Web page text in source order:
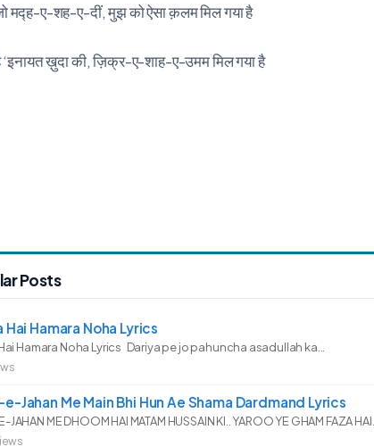
मद्ह-ए-शह-ए-दीं, मुझ को ऐसा क़लम मिल गया है
‘इनायत ख़ुदा की, ज़िक्र-ए-शाह-ए-उमम मिल गया है
Posts
Hai Hamara Noha Lyrics
Hamara Noha Lyrics Dariya pe jo pahuncha asadullah ka...
Jahan Me Main Bhi Hun Ae Shama Dardmand Lyrics
JAHAN ME DHOOM HAI MATAM HUSSAIN KI.. YAROO YE GHAM FAZA HAI...